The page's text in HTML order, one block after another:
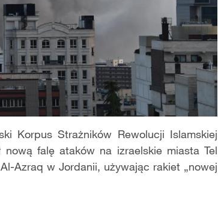
Korpus Strażników Rewolucji Islamskiej
nową falę ataków na izraelskie miasta Tel
Azraq w Jordanii, używając rakiet „nowej